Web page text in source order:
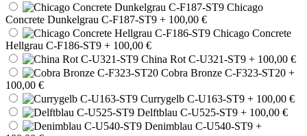
Chicago
Concrete Dunkelgrau C-F187-ST9 + 100,00 €
Chicago Concrete
Hellgrau C-F186-ST9 + 100,00 €
China Rot C-U321-ST9 + 100,00 €
Cobra Bronze C-F323-ST20 +
100,00 €
Currygelb C-U163-ST9 + 100,00 €
Delftblau C-U525-ST9 + 100,00 €
Denimblau C-U540-ST9 +